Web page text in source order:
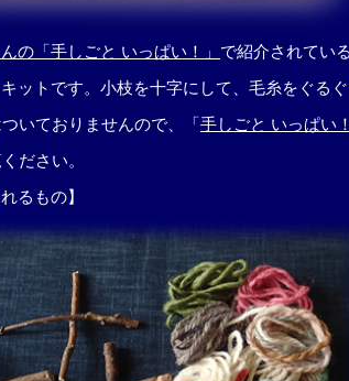
の「手しごと いっぱい！」 で紹介されてい
ットです。小枝を十字にして、毛糸をぐるぐ
いておりませんので、「 手しごと いっぱい！
ださい。
るもの】